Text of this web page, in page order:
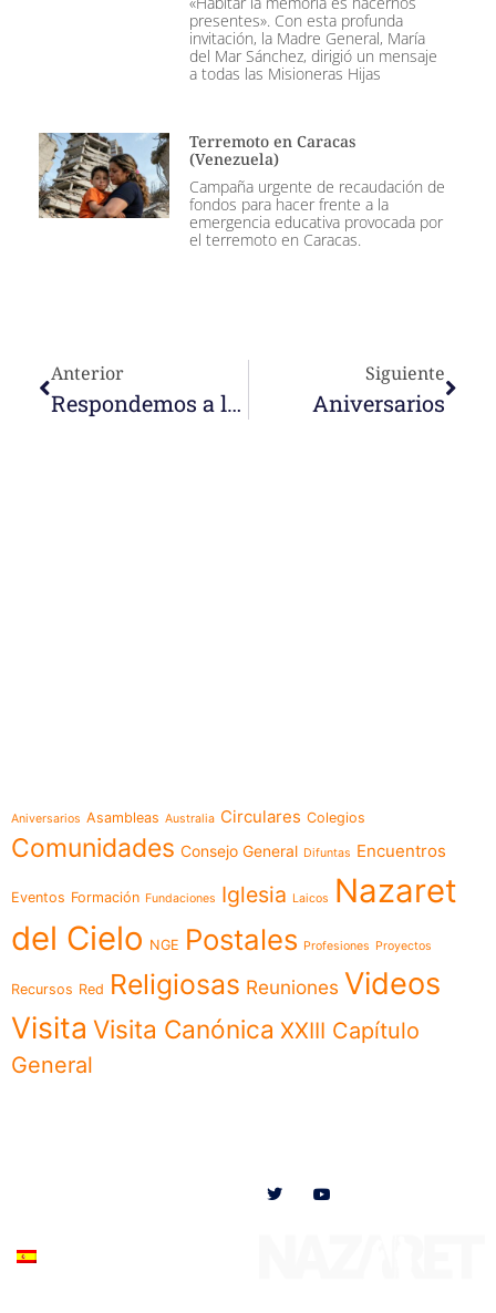
presentes». Con esta profunda
invitación, la Madre General, María
del Mar Sánchez, dirigió un mensaje
a todas las Misioneras Hijas
Terremoto en Caracas
(Venezuela)
Campaña urgente de recaudación de
fondos para hacer frente a la
emergencia educativa provocada por
el terremoto en Caracas.
Anterior
Respondemos a las necesidades de nuestro entorno
Siguiente
Aniversarios
Aniversarios Asambleas Australia Circulares Colegios
Comunidades Consejo General Difuntas Encuentros
Eventos Formación Fundaciones Iglesia Laicos
Nazaret
del Cielo NGE Postales Profesiones Proyectos
Recursos Red Religiosas Reuniones Videos
Visita Visita Canónica XXIII Capítulo
General